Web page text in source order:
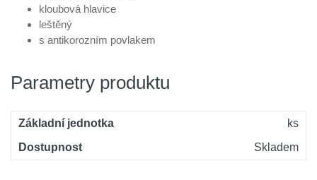
kloubová hlavice
leštěný
s antikorozním povlakem
Parametry produktu
Základní jednotka
ks
Dostupnost
Skladem